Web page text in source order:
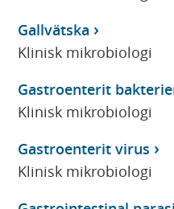
Gallvätska
Klinisk mikrobiologi
Gastroenterit
Klinisk mikrobiologi
Gastroenterit virus
Klinisk mikrobiologi